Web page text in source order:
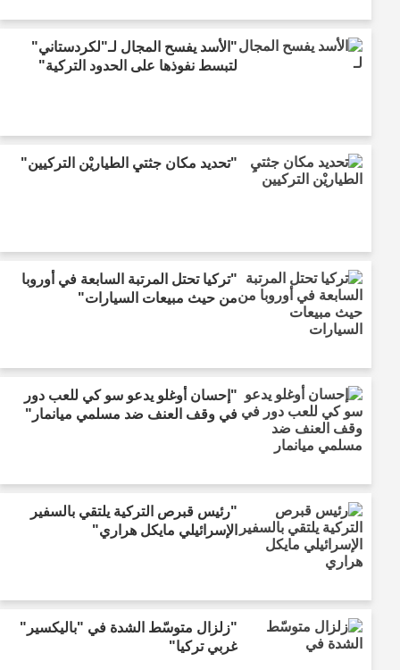
"الأسد يفسح المجال لـ"لكردستاني"
لتبسط نفوذها على الحدود التركية"
"تحديد مكان جثتيِ الطياريْن التركيين"
"تركيا تحتل المرتبة السابعة في أوروبا
من حيث مبيعات السيارات"
"إحسان أوغلو يدعو سو كي للعب دور
في وقف العنف ضد مسلمي ميانمار"
"رئيس قبرص التركية يلتقي بالسفير
الإسرائيلي مايكل هراري"
"زلزال متوسّط الشدة في "باليكسير"
غربي تركيا"